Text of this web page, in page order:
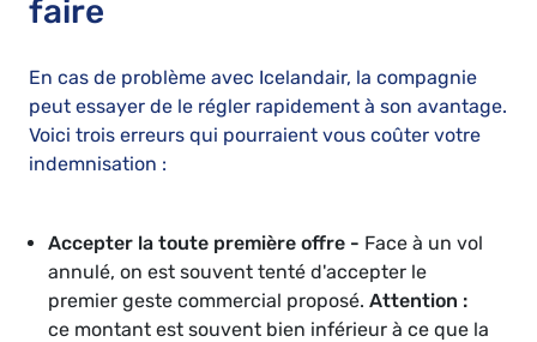
faire
En cas de problème avec Icelandair, la compagnie
peut essayer de le régler rapidement à son avantage.
Voici trois erreurs qui pourraient vous coûter votre
indemnisation :
Accepter la toute première offre - Face à un vol
annulé, on est souvent tenté d'accepter le
premier geste commercial proposé. Attention :
ce montant est souvent bien inférieur à ce que la